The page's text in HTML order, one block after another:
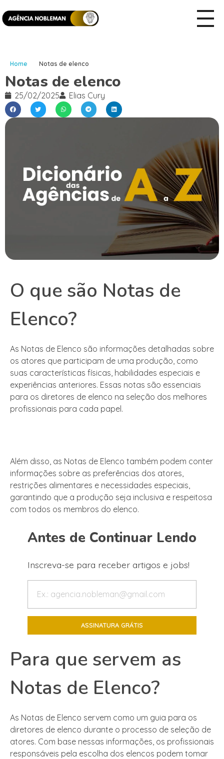
Home Notas de elenco
Notas de elenco
25/02/2025 Elias Cury
O que são Notas de
Elenco?
As Notas de Elenco são informações detalhadas sobre
os atores que participam de uma produção, como
suas características físicas, habilidades especiais e
experiências anteriores. Essas notas são essenciais
para os diretores de elenco na seleção dos melhores
profissionais para cada papel.
Além disso, as Notas de Elenco também podem conter
informações sobre as preferências dos atores,
restrições alimentares e necessidades especiais,
garantindo que a produção seja inclusiva e respeitosa
com todos os membros do elenco.
Antes de Continuar Lendo
Inscreva-se para receber artigos e jobs!
Para que servem as
Notas de Elenco?
As Notas de Elenco servem como um guia para os
diretores de elenco durante o processo de seleção de
atores. Com base nessas informações, os profissionais
responsáveis pela escolha dos elencos podem tomar